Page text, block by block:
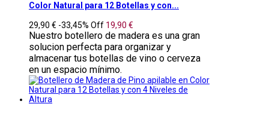
Color Natural para 12 Botellas y con...
29,90 € -33,45% Off 19,90 €
Nuestro botellero de madera es una gran
solucion perfecta para organizar y
almacenar tus botellas de vino o cerveza
en un espacio mínimo.